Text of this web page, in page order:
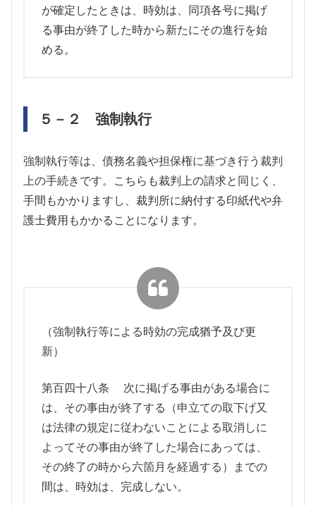
が確定したときは、時効は、同項各号に掲げ
る事由が終了した時から新たにその進行を始
める。
５－２ 強制執行
強制執行等は、債務名義や担保権に基づき行う裁判
上の手続きです。
こちらも裁判上の請求と同じく、
手間もかかりますし、裁判所に納付する印紙代や弁
護士費用もかかることになります。
（強制執行等による時効の完成猶予及び更
新）
第百四十八条 次に掲げる事由がある場合に
は、その事由が終了する（申立ての取下げ又
は法律の規定に従わないことによる取消しに
よってその事由が終了した場合にあっては、
その終了の時から六箇月を経過する）までの
間は、時効は、完成しない。